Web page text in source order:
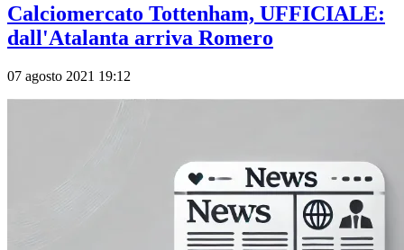
Calciomercato Tottenham, UFFICIALE:
dall'Atalanta arriva Romero
07 agosto 2021 19:12